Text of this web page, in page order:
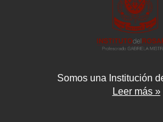
Somos una Institución
Leer más »